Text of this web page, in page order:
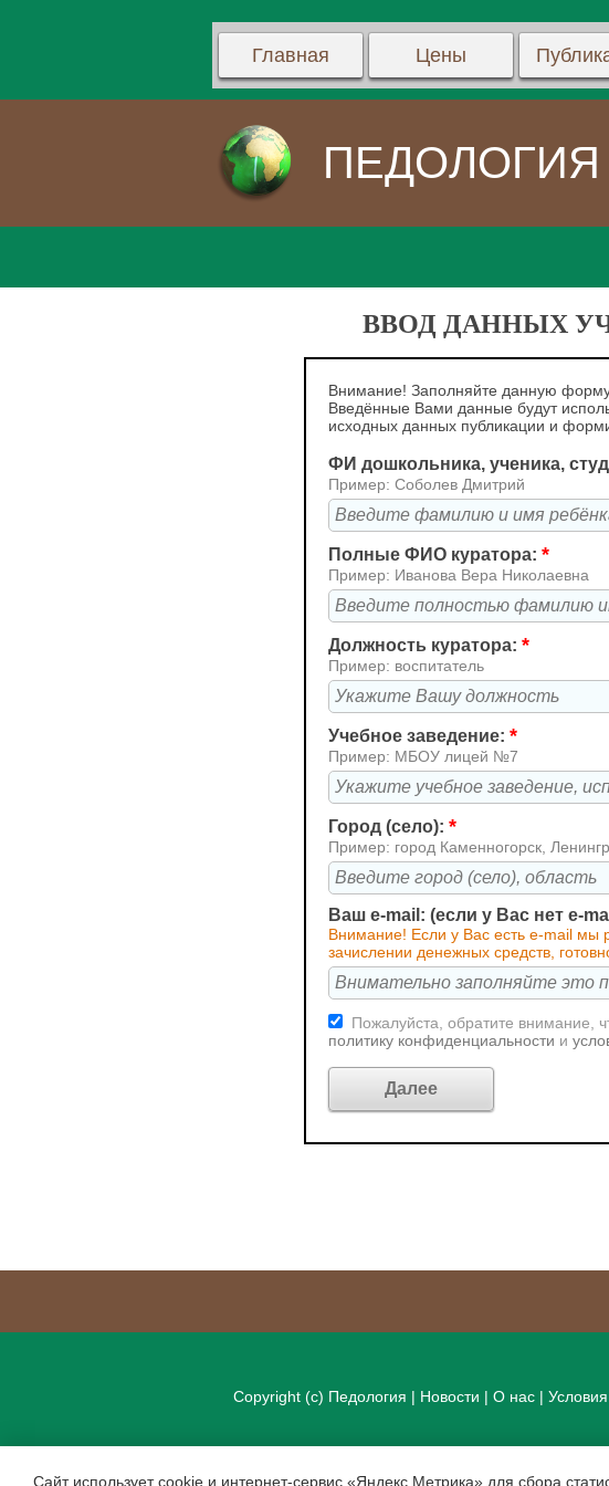
Главная Цены
ПЕДОЛОГИЯ
ВВОД ДАННЫХ
Внимание! Заполняйте данную форму
Введённые Вами данные будут
исходных данных публикации и
ФИ дошкольника, ученика,
Пример: Соболев Дмитрий
Полные ФИО куратора: *
Пример: Иванова Вера Николаевна
Должность куратора: *
Пример: воспитатель
Учебное заведение: *
Пример: МБОУ лицей №7
Город (село): *
Пример: город Каменногорск,
Ваш e-mail: (если у Вас нет e-
Внимание! Если у Вас есть e-mail мы
зачислении денежных средств,
Пожалуйста, обратите внимание,
политику конфиденциальности и
Copyright (c) Педология | Новости | О нас |
Сайт использует cookie и интернет-сервис «Яндекс Метрика» для сбора